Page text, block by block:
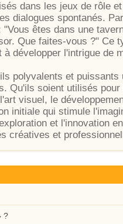
dans les jeux de rôle
dialogues spontanés.
êtes dans une
Que faites-vous ?" Ce
développer l'intrigue de
polyvalents et
Qu'ils soient utilisés
visuel, le
initiale qui stimule
et l'innovation
créatives et
?